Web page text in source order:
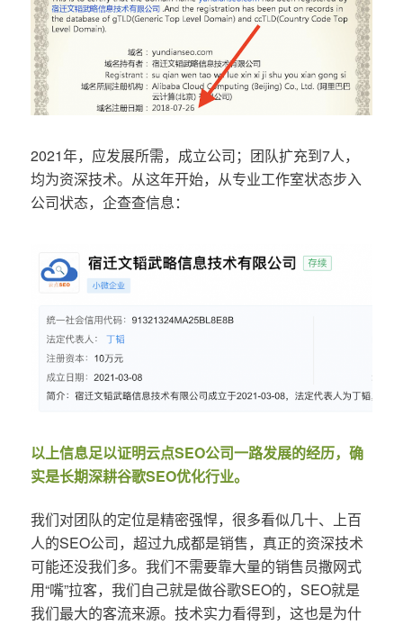
2021年，应发展所需，成立公司；团队扩充到7人，
均为资深技术。从这年开始，从专业工作室状态步入
公司状态，企查查信息：
以上信息足以证明云点SEO公司一路发展的经历，确
实是长期深耕谷歌SEO优化行业。
我们对团队的定位是精密强悍，很多看似几十、上百
人的SEO公司，超过九成都是销售，真正的资深技术
可能还没我们多。我们不需要靠大量的销售员撒网式
用“嘴”拉客，我们自己就是做谷歌SEO的，SEO就是
我们最大的客流来源。技术实力看得到，这也是为什